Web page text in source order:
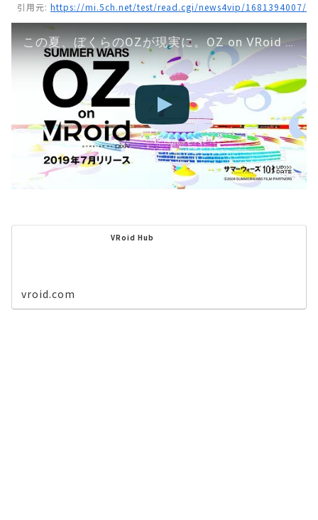
引用元: https://mi.5ch.net/test/read.cgi/news4vip/1681394007/
この夏、ぼくらのOZが現実に。OZ on VRoid 2019年7月公開
VRoid Hub
vroid.com